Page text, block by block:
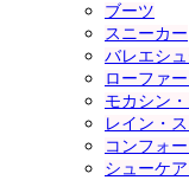
ブーツ
スニーカー
バレエシ
ローファ
モカシン
レイン・
コンフォ
シューケ